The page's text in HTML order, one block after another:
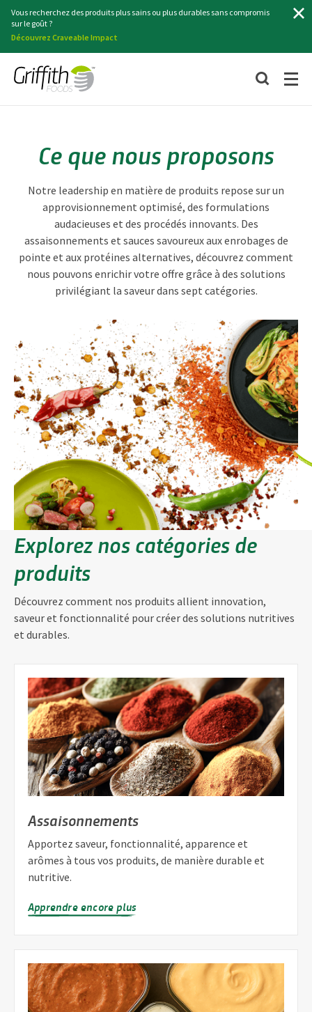
Vous recherchez des produits plus sains ou plus durables sans compromis
sur le goût ?
Découvrez Craveable Impact
Ce que nous proposons
Notre leadership en matière de produits repose sur un
approvisionnement optimisé, des formulations
audacieuses et des procédés innovants. Des
assaisonnements et sauces savoureux aux enrobages de
pointe et aux protéines alternatives, découvrez comment
nous pouvons enrichir votre offre grâce à des solutions
privilégiant la saveur dans sept catégories.
Explorez nos catégories de
produits
Découvrez comment nos produits allient innovation,
saveur et fonctionnalité pour créer des solutions nutritives
et durables.
Assaisonnements
Apportez saveur, fonctionnalité, apparence et
arômes à tous vos produits, de manière durable et
nutritive.
Apprendre encore plus